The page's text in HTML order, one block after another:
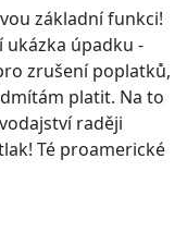
základní funkci!
ukázka úpadku -
zrušení poplatků,
platit. Na to
raději
Té proamerické